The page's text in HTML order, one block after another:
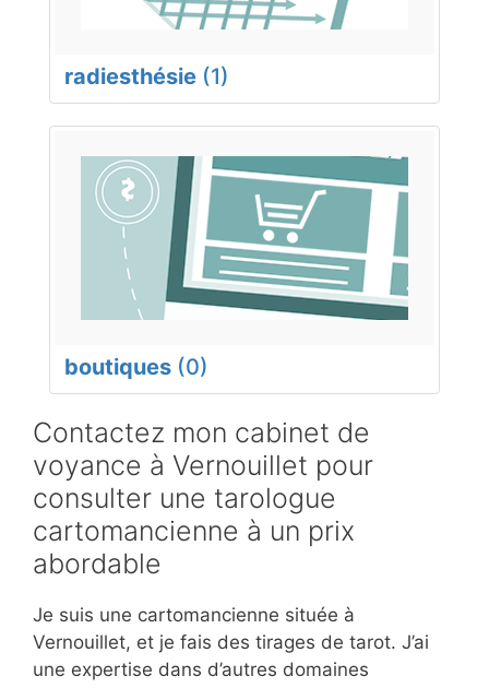
radiesthésie (1)
boutiques (0)
Contactez mon cabinet de
voyance à Vernouillet pour
consulter une tarologue
cartomancienne à un prix
abordable
Je suis une cartomancienne située à
Vernouillet, et je fais des tirages de tarot. J’ai
une expertise dans d’autres domaines